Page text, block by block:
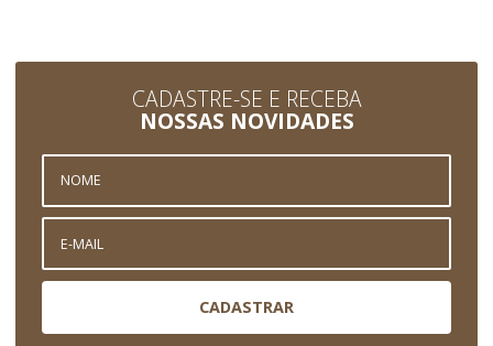
CADASTRE-SE E RECEBA
NOSSAS NOVIDADES
CADASTRAR